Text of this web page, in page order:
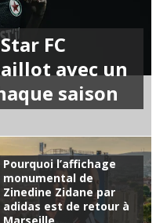
FC
avec un
saison
Pourquoi l’affichage
monumental de
Zinedine Zidane par
adidas est de retour à